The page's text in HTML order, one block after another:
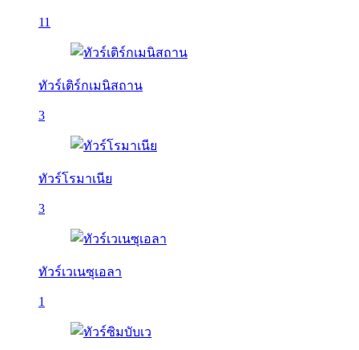
11
ทัวร์เติร์กเมนิสถาน
3
ทัวร์โรมาเนีย
3
ทัวร์เวเนซุเอลา
1